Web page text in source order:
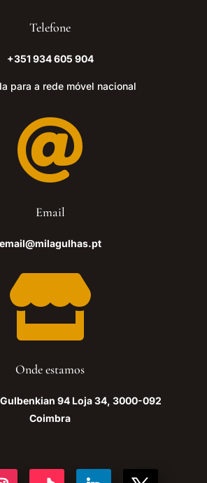
Telefone
+351 934 605 904
para a rede móvel nacional

Email
email@milagulhas.pt

Onde estamos
94 Loja 34, 3000-092
Coimbra